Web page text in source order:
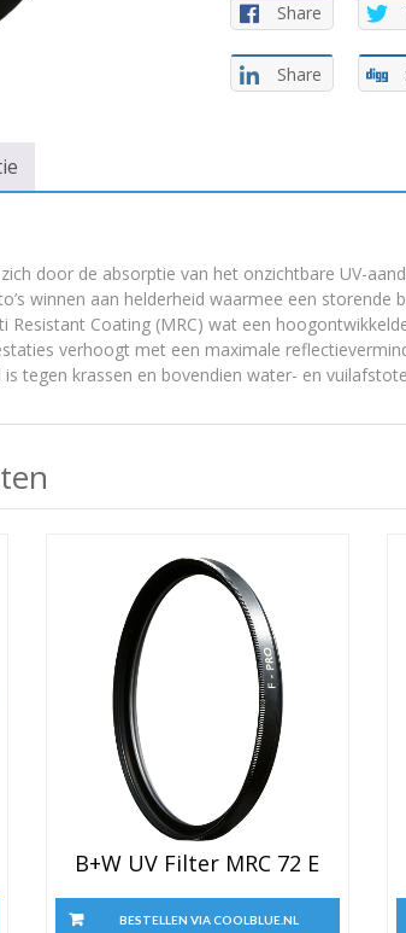
Share
Share
door de absorptie van het onzichtbare UV-
winnen aan helderheid waarmee een
Resistant Coating (MRC) wat een
verhoogt met een maximale
tegen krassen en bovendien water- en
B+W UV Filter MRC 72 E
BESTELLEN VIA COOLBLUE.NL